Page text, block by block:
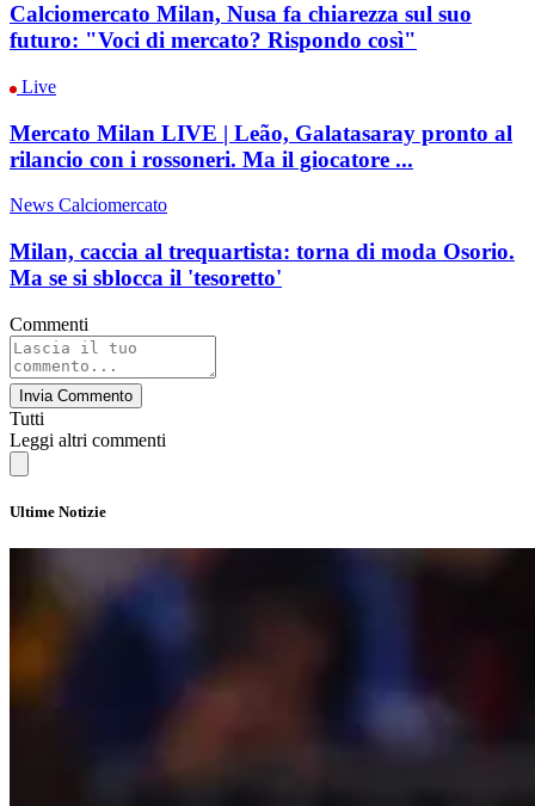
Calciomercato Milan, Nusa fa chiarezza sul suo
futuro: "Voci di mercato? Rispondo così"
Live
Mercato Milan LIVE | Leão, Galatasaray pronto al
rilancio con i rossoneri. Ma il giocatore ...
News Calciomercato
Milan, caccia al trequartista: torna di moda Osorio.
Ma se si sblocca il 'tesoretto'
Commenti
Invia Commento
Tutti
Leggi altri commenti
Ultime Notizie